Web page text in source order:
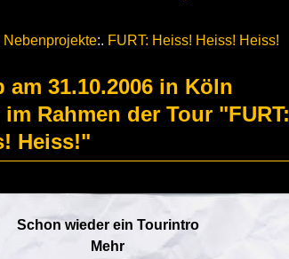
Nebenprojekte:. FURT: Heiss! Heiss! Heiss!
am 31.10.2006 in Köln
Rahmen der Tour "FURT:
Heiss!"
Schon wieder ein Tourintro
Mehr